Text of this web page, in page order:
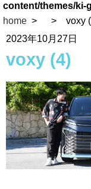
content/themes/ki-
home
voxy
2023年10月27日
voxy (4)